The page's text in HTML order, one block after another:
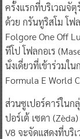
ครั้งแรกที่บริเวณจัตุ
ด้วย กรันทูริสโม โฟ
Folgore One Off
ทีโป โฟลกอเร
นั่งเดี่ยวที่เข้าร่วมใ
Formula E World
ส่วนซูเปอร์คาร์ในก
ปอร์เต้ เซดา
V8 จะจัดแสดงที่บริ